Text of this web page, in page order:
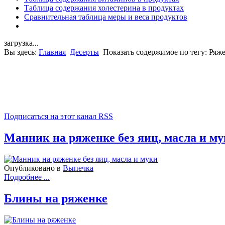
Таблица содержания холестерина в продуктах
Сравнительная таблица меры и веса продуктов
загрузка...
Вы здесь: Главная Десерты Показать содержимое по тегу:
Подписаться на этот канал RSS
Манник на ряженке без яиц, масла и
Опубликовано в Выпечка
Подробнее ...
Блины на ряженке